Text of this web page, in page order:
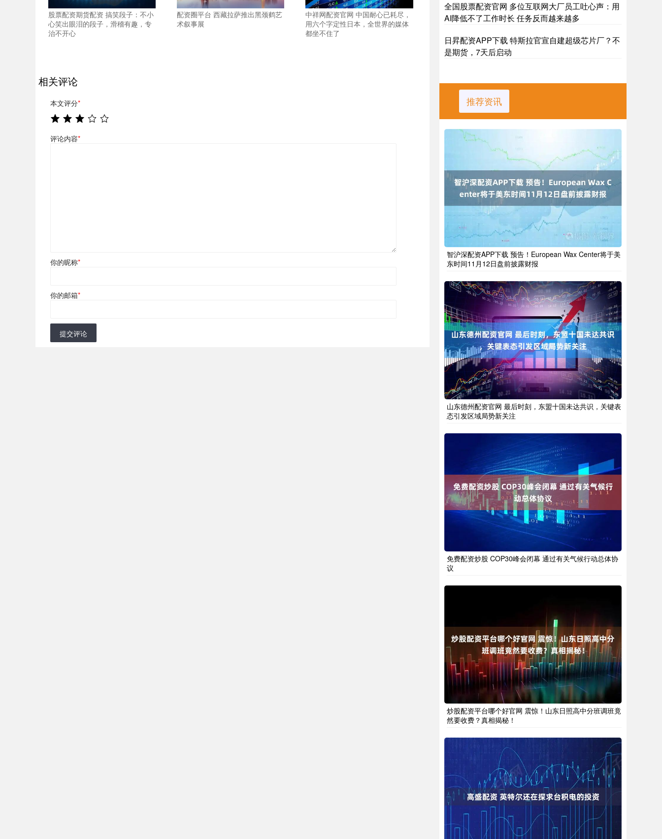
股票配资期货配资 搞笑段子：不小
心笑出眼泪的段子，滑稽有趣，专
治不开心
配资圈平台 西藏拉萨推出黑颈鹤艺
术叙事展
中祥网配资官网 中国耐心已耗尽，
用六个字定性日本，全世界的媒体
都坐不住了
相关评论
本文评分*
评论内容*
你的昵称*
你的邮箱*
提交评论
全国股票配资官网 多位互联网大厂员工吐心声：用
AI降低不了工作时长 任务反而越来越多
日昇配资APP下载 特斯拉官宣自建超级芯片厂？不
是期货，7天后启动
推荐资讯
智沪深配资APP下载 预告！European Wax Center将于美
东时间11月12日盘前披露财报
山东德州配资官网 最后时刻，东盟十国未达共识，关键表
态引发区域局势新关注
免费配资炒股 COP30峰会闭幕 通过有关气候行动总体协
议
炒股配资平台哪个好官网 震惊！山东日照高中分班调班竟
然要收费？真相揭秘！